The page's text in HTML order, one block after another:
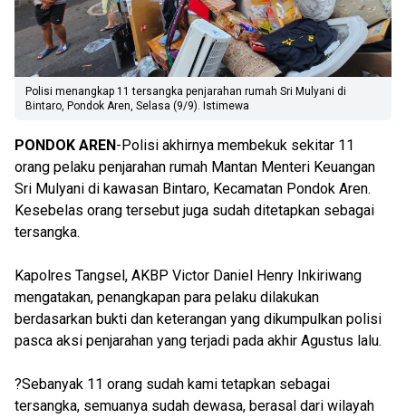
Polisi menangkap 11 tersangka penjarahan rumah Sri Mulyani di
Bintaro, Pondok Aren, Selasa (9/9). Istimewa
PONDOK AREN-Polisi akhirnya membekuk sekitar 11
orang pelaku penjarahan rumah Mantan Menteri Keuangan
Sri Mulyani di kawasan Bintaro, Kecamatan Pondok Aren.
Kesebelas orang tersebut juga sudah ditetapkan sebagai
tersangka.
Kapolres Tangsel, AKBP Victor Daniel Henry Inkiriwang
mengatakan, penangkapan para pelaku dilakukan
berdasarkan bukti dan keterangan yang dikumpulkan polisi
pasca aksi penjarahan yang terjadi pada akhir Agustus lalu.
?Sebanyak 11 orang sudah kami tetapkan sebagai
tersangka, semuanya sudah dewasa, berasal dari wilayah